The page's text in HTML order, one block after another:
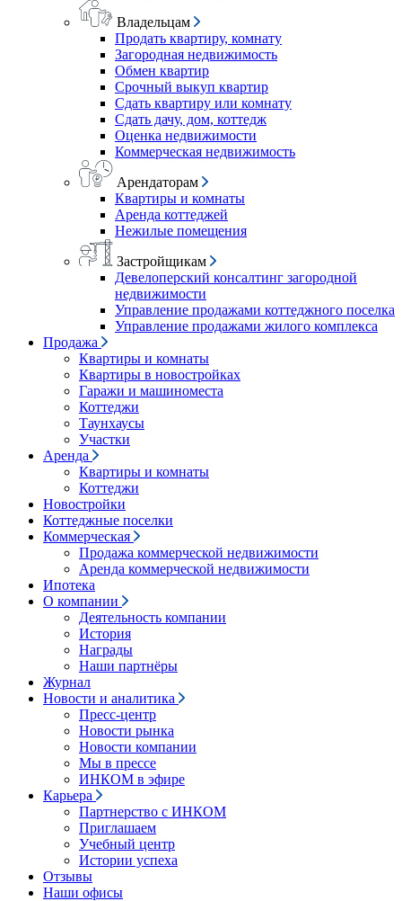
Владельцам
Продать квартиру, комнату
Загородная недвижимость
Обмен квартир
Срочный выкуп квартир
Сдать квартиру или комнату
Сдать дачу, дом, коттедж
Оценка недвижимости
Коммерческая недвижимость
Арендаторам
Квартиры и комнаты
Аренда коттеджей
Нежилые помещения
Застройщикам
Девелоперский консалтинг загородной
недвижимости
Управление продажами коттеджного поселка
Управление продажами жилого комплекса
Продажа
Квартиры и комнаты
Квартиры в новостройках
Гаражи и машиноместа
Коттеджи
Таунхаусы
Участки
Аренда
Квартиры и комнаты
Коттеджи
Новостройки
Коттеджные поселки
Коммерческая
Продажа коммерческой недвижимости
Аренда коммерческой недвижимости
Ипотека
О компании
Деятельность компании
История
Награды
Наши партнёры
Журнал
Новости и аналитика
Пресс-центр
Новости рынка
Новости компании
Мы в прессе
ИНКОМ в эфире
Карьера
Партнерство с ИНКОМ
Приглашаем
Учебный центр
Истории успеха
Отзывы
Наши офисы